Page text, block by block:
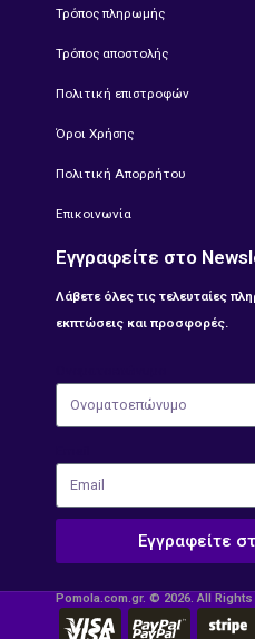
Τρόπος πληρωμής
Τρόπος αποστολής
Πολιτική επιστροφών
Όροι Χρήσης
Πολιτική Απορρήτου
Επικοινωνία
Εγγραφείτε στο
Λάβετε όλες τις τελευταίες
εκπτώσεις και προσφορές.
Εγγραφείτε
Pomola.com.gr. © 2026. All